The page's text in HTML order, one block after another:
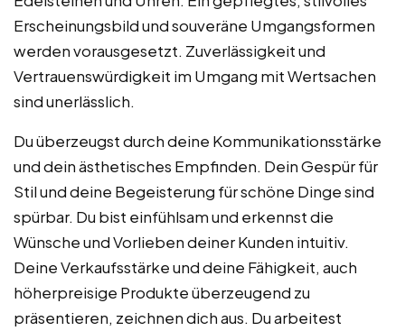
Erscheinungsbild und souveräne Umgangsformen
werden vorausgesetzt. Zuverlässigkeit und
Vertrauenswürdigkeit im Umgang mit Wertsachen
sind unerlässlich.
Du überzeugst durch deine Kommunikationsstärke
und dein ästhetisches Empfinden. Dein Gespür für
Stil und deine Begeisterung für schöne Dinge sind
spürbar. Du bist einfühlsam und erkennst die
Wünsche und Vorlieben deiner Kunden intuitiv.
Deine Verkaufsstärke und deine Fähigkeit, auch
höherpreisige Produkte überzeugend zu
präsentieren, zeichnen dich aus. Du arbeitest